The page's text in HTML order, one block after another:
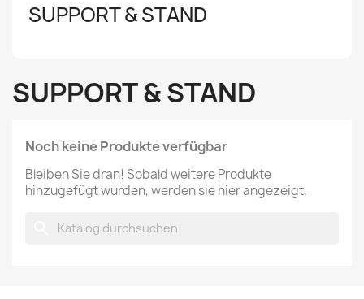
SUPPORT & STAND
SUPPORT & STAND
Noch keine Produkte verfügbar
Bleiben Sie dran! Sobald weitere Produkte
hinzugefügt wurden, werden sie hier angezeigt.